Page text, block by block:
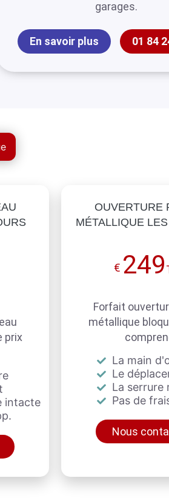
garages.
En savoir plus 01 84
prix
intacte
OUVERTURE
MÉTALLIQUE
€ 249
Forfait
métallique
La main
Le
La serrure
Pas de
Nous